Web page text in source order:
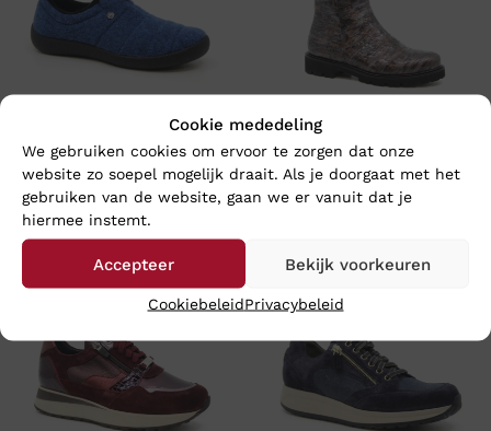
Cookie mededeling
We gebruiken cookies om ervoor te zorgen dat onze
website zo soepel mogelijk draait. Als je doorgaat met het
gebruiken van de website, gaan we er vanuit dat je
hiermee instemt.
Accepteer Bekijk voorkeuren
CookiebeleidPrivacybeleid
Rohde 2002 – Wijdte G
€69,95
Footnotes LARA – Wijdte K
€199,95